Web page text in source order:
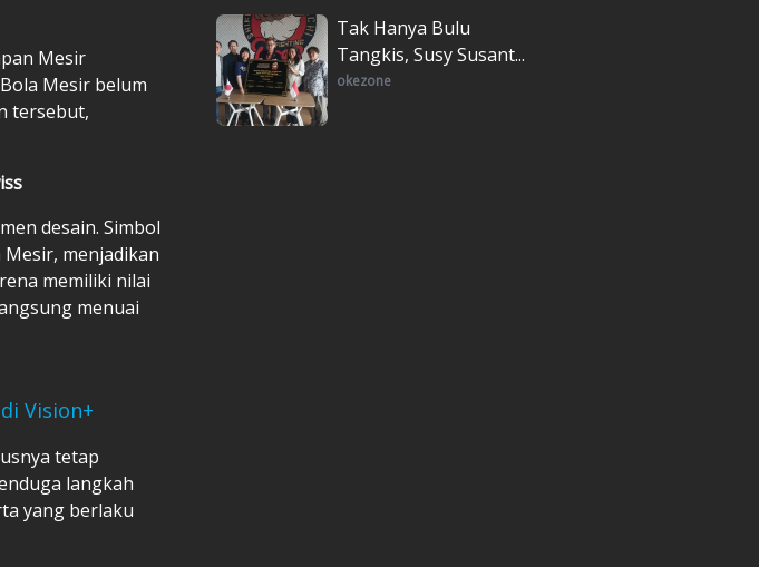
Mesir
Mesir belum
tersebut,
desain. Simbol
menjadikan
memiliki nilai
menuai
Vision+
tetap
langkah
yang berlaku
Tak Hanya Bulu
Tangkis, Susy Susant...
okezone